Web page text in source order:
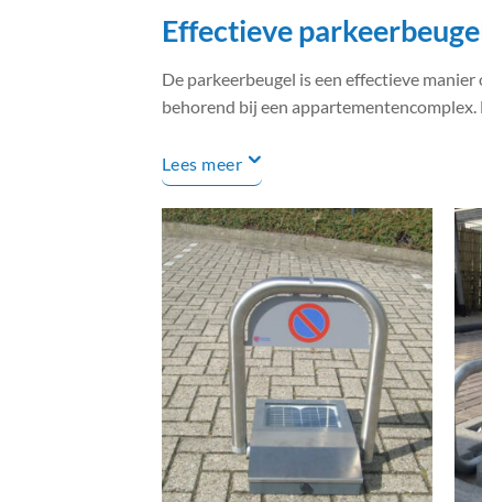
Effectieve
De parkeerbeugel is een effectieve
behorend bij een
Lees meer